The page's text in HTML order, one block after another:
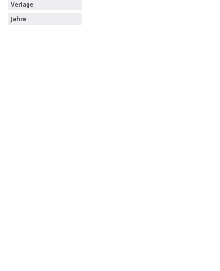
Verlage
Jahre